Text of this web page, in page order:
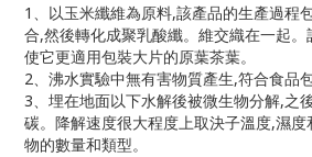
1 、以玉米纖維為原料,該產品的生產過程
合,然後轉化成聚乳酸纖。維交織在一起
使它更適用包裝大片的原葉茶葉。
2、沸水實驗中無有害物質產生,符合食品
3、埋在地面以下水解後被微生物分解,之
碳。降解速度很大程度上取決子溫度,濕度
物的數量和類型。